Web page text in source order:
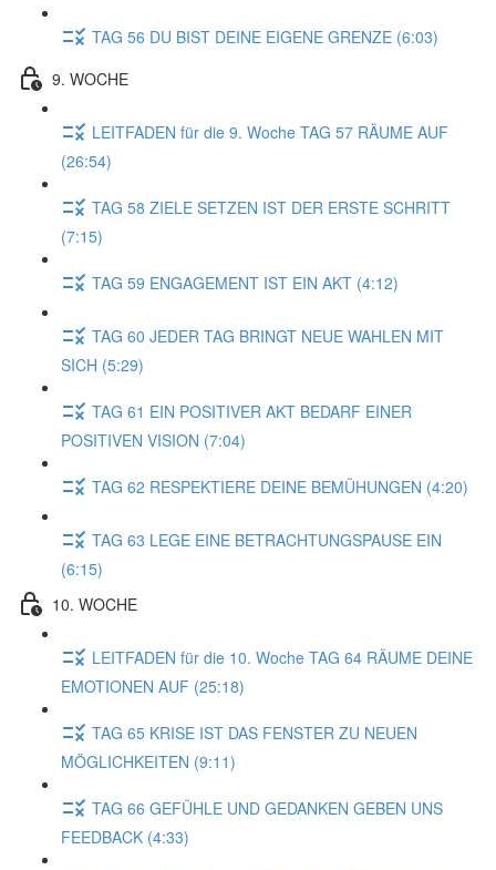
TAG 56 DU BIST DEINE EIGENE GRENZE (6:03)
9. WOCHE
LEITFADEN für die 9. Woche TAG 57 RÄUME AUF
(26:54)
TAG 58 ZIELE SETZEN IST DER ERSTE SCHRITT
(7:15)
TAG 59 ENGAGEMENT IST EIN AKT (4:12)
TAG 60 JEDER TAG BRINGT NEUE WAHLEN MIT
SICH (5:29)
TAG 61 EIN POSITIVER AKT BEDARF EINER
POSITIVEN VISION (7:04)
TAG 62 RESPEKTIERE DEINE BEMÜHUNGEN (4:20)
TAG 63 LEGE EINE BETRACHTUNGSPAUSE EIN
(6:15)
10. WOCHE
LEITFADEN für die 10. Woche TAG 64 RÄUME DEINE
EMOTIONEN AUF (25:18)
TAG 65 KRISE IST DAS FENSTER ZU NEUEN
MÖGLICHKEITEN (9:11)
TAG 66 GEFÜHLE UND GEDANKEN GEBEN UNS
FEEDBACK (4:33)